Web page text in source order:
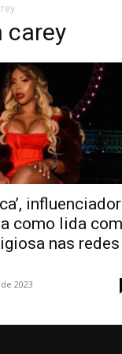
carey
como lida com
nas redes
2023